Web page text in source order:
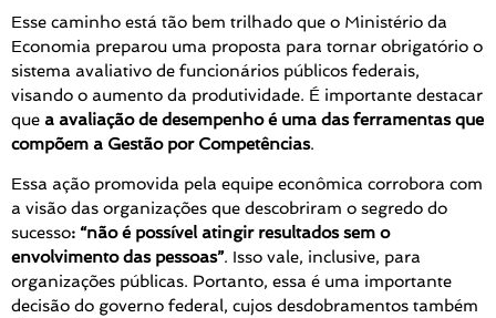
Esse caminho está tão bem trilhado que o Ministério da
Economia preparou uma proposta para tornar obrigatório o
sistema avaliativo de funcionários públicos federais,
visando o aumento da produtividade. É importante destacar
que a avaliação de desempenho é uma das ferramentas que
compõem a Gestão por Competências.
Essa ação promovida pela equipe econômica corrobora com
a visão das organizações que descobriram o segredo do
sucesso: “não é possível atingir resultados sem o
envolvimento das pessoas”. Isso vale, inclusive, para
organizações públicas. Portanto, essa é uma importante
decisão do governo federal, cujos desdobramentos também